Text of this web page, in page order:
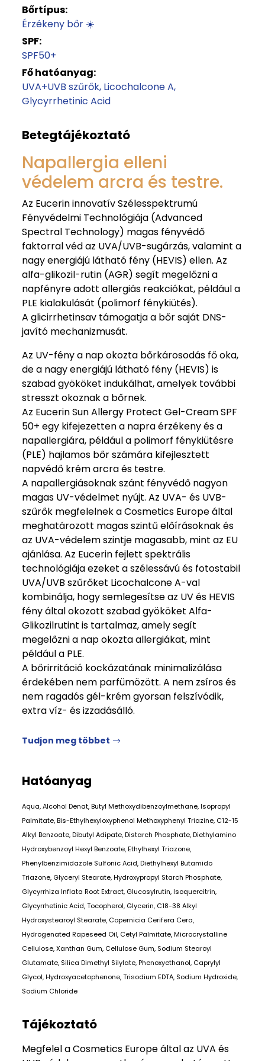
Bőrtípus:
Érzékeny bőr ☀️
SPF:
SPF50+
Fő hatóanyag:
UVA+UVB szűrők Licochalcone A
Glycyrrhetinic Acid
Betegtájékoztató
Napallergia elleni
védelem arcra és testre.
Az Eucerin innovatív Szélesspektrumú
Fényvédelmi Technológiája (Advanced
Spectral Technology) magas fényvédő
faktorral véd az UVA/UVB-sugárzás, valamint a
nagy energiájú látható fény (HEVIS) ellen. Az
alfa-glikozil-rutin (AGR) segít megelőzni a
napfényre adott allergiás reakciókat, például a
PLE kialakulását (polimorf fénykiütés).
A glicirrhetinsav támogatja a bőr saját DNS-
javító mechanizmusát.
Az UV-fény a nap okozta bőrkárosodás fő oka,
de a nagy energiájú látható fény (HEVIS) is
szabad gyököket indukálhat, amelyek további
stresszt okoznak a bőrnek.
Az Eucerin Sun Allergy Protect Gel-Cream SPF
50+ egy kifejezetten a napra érzékeny és a
napallergiára, például a polimorf fénykiütésre
(PLE) hajlamos bőr számára kifejlesztett
napvédő krém arcra és testre.
A napallergiásoknak szánt fényvédő nagyon
magas UV-védelmet nyújt. Az UVA- és UVB-
szűrők megfelelnek a Cosmetics Europe által
meghatározott magas szintű előírásoknak és
az UVA-védelem szintje magasabb, mint az EU
ajánlása. Az Eucerin fejlett spektrális
technológiája ezeket a szélessávú és fotostabil
UVA/UVB szűrőket Licochalcone A-val
kombinálja, hogy semlegesítse az UV és HEVIS
fény által okozott szabad gyököket Alfa-
Glikozilrutint is tartalmaz, amely segít
megelőzni a nap okozta allergiákat, mint
például a PLE.
A bőrirritáció kockázatának minimalizálása
érdekében nem parfümözött. A nem zsíros és
nem ragadós gél-krém gyorsan felszívódik,
extra víz- és izzadásálló.
Tudjon meg többet
Hatóanyag
Aqua, Alcohol Denat, Butyl Methoxydibenzoylmethane, Isopropyl
Palmitate, Bis-Ethylhexyloxyphenol Methoxyphenyl Triazine, C12-15
Alkyl Benzoate, Dibutyl Adipate, Distarch Phosphate, Diethylamino
Hydroxybenzoyl Hexyl Benzoate, Ethylhexyl Triazone,
Phenylbenzimidazole Sulfonic Acid, Diethylhexyl Butamido
Triazone, Glyceryl Stearate, Hydroxypropyl Starch Phosphate,
Glycyrrhiza Inflata Root Extract, Glucosylrutin, Isoquercitrin,
Glycyrrhetinic Acid, Tocopherol, Glycerin, C18-38 Alkyl
Hydroxystearoyl Stearate, Copernicia Cerifera Cera,
Hydrogenated Rapeseed Oil, Cetyl Palmitate, Microcrystalline
Cellulose, Xanthan Gum, Cellulose Gum, Sodium Stearoyl
Glutamate, Silica Dimethyl Silylate, Phenoxyethanol, Caprylyl
Glycol, Hydroxyacetophenone, Trisodium EDTA, Sodium Hydroxide,
Sodium Chloride
Tájékoztató
Megfelel a Cosmetics Europe által az UVA és